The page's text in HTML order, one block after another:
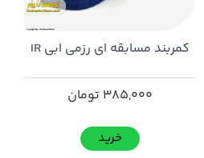
کمربند مسابقه ای رزمی ابی IR
385,000 تومان
خرید